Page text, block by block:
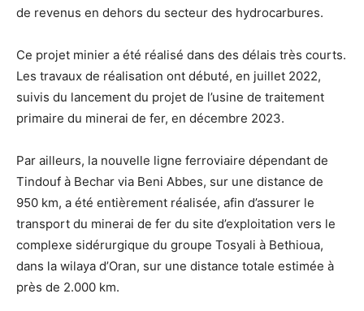
de revenus en dehors du secteur des hydrocarbures.
Ce projet minier a été réalisé dans des délais très courts.
Les travaux de réalisation ont débuté, en juillet 2022,
suivis du lancement du projet de l’usine de traitement
primaire du minerai de fer, en décembre 2023.
Par ailleurs, la nouvelle ligne ferroviaire dépendant de
Tindouf à Bechar via Beni Abbes, sur une distance de
950 km, a été entièrement réalisée, afin d’assurer le
transport du minerai de fer du site d’exploitation vers le
complexe sidérurgique du groupe Tosyali à Bethioua,
dans la wilaya d’Oran, sur une distance totale estimée à
près de 2.000 km.